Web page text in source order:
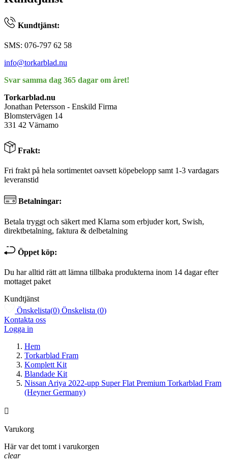
Kundtjänst:
SMS: 076-797 62 58
info@torkarblad.nu
Svar samma dag 365 dagar om året!
Torkarblad.nu
Jonathan Petersson - Enskild Firma
Blomstervägen 14
331 42 Värnamo
Frakt:
Fri frakt på hela sortimentet oavsett köpebelopp samt 1-3 vardagars
leveranstid
Betalningar:
Betala tryggt och säkert med Klarna som erbjuder kort, Swish,
direktbetalning, faktura & delbetalning
Öppet köp:
Du har alltid rätt att lämna tillbaka produkterna inom 14 dagar efter
mottaget paket
Kundtjänst
Önskelista(0) Önskelista (0)
Kontakta oss
Logga in
Hem
Torkarblad Fram
Komplett Kit
Blandade Kit
Nissan Ariya 2022-upp Super Flat Premium Torkarblad Fram
(Heyner Germany)

Varukorg
Här var det tomt i varukorgen
clear